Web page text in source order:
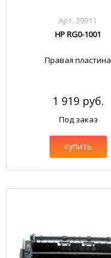
Арт. 39911
HP RG0-1001
Правая пластина
1 919 руб.
Под заказ
купить